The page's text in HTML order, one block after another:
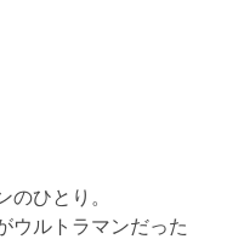
のひとり。
ウルトラマンだった